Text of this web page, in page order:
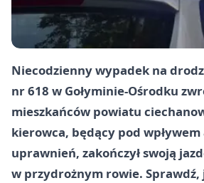
Niecodzienny wypadek na
nr 618 w Gołyminie-Ośrodku
mieszkańców powiatu
kierowca, będący pod
uprawnień, zakończył swoją
w przydrożnym rowie. Sprawdź,